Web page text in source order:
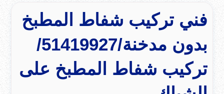
فني تركيب شفاط المطبخ
بدون مدخنة/51419927/
تركيب شفاط المطبخ على